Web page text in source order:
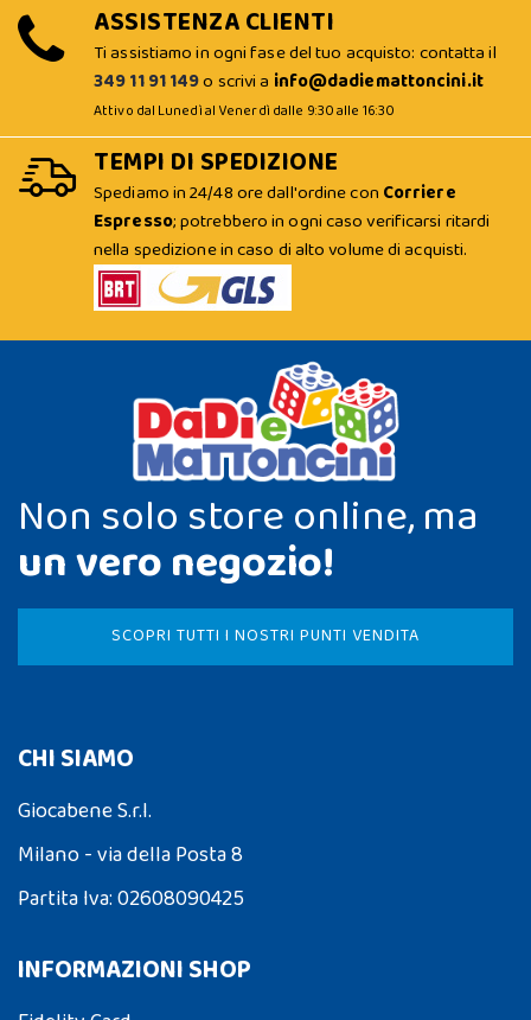
ASSISTENZA CLIENTI
Ti assistiamo in ogni fase del tuo acquisto: contatta il
349 11 91 149o scrivi a info@dadiemattoncini.it
Attivo dal Lunedì al Venerdì dalle 9:30 alle 16:30
TEMPI DI SPEDIZIONE
Spediamo in 24/48 ore dall'ordine con Corriere
Espresso; potrebbero in ogni caso verificarsi ritardi
nella spedizione in caso di alto volume di acquisti.
Non solo store online, ma
un vero negozio!
SCOPRI TUTTI I NOSTRI PUNTI VENDITA
CHI SIAMO
Giocabene S.r.l.
Milano - via della Posta 8
Partita Iva: 02608090425
INFORMAZIONI SHOP